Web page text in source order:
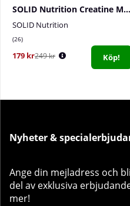
SOLID Nutrition Creatine Monohydrate, 400 g
SOLID Nutrition
26
179 kr249 kr Köp!
Nyheter &
Ange din mejladress och
del av exklusiva
mer!